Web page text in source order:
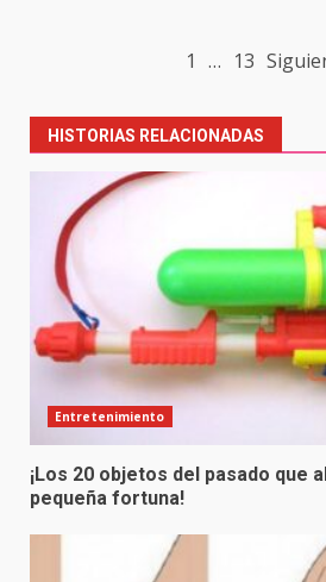
1 … 13
HISTORIAS RELACIONADAS
Entretenimiento
¡Los 20 objetos del pasado que
pequeña fortuna!